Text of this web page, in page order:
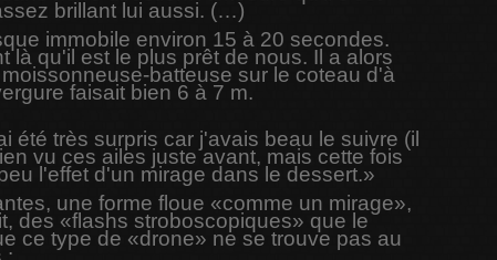
brillant lui aussi. (…)
immobile environ 15 à 20 secondes.
là qu'il est le plus prêt de nous. Il a alors
batteuse sur le coteau d'à
faisait bien 6 à 7 m.
très surpris car j'avais beau le suivre (il
vu ces ailes juste avant, mais cette fois
l'effet d'un mirage dans le dessert.»
une forme floue «comme un mirage»,
des «flashs stroboscopiques» que le
ce type de «drone» ne se trouve pas au